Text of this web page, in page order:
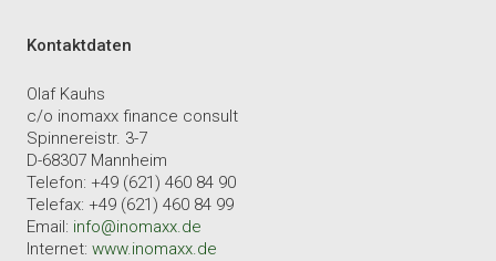
Kontaktdaten
Olaf Kauhs
c/o inomaxx finance consult
Spinnereistr. 3-7
D-68307 Mannheim
Telefon: +49 (621) 460 84 90
Telefax: +49 (621) 460 84 99
Email: info@inomaxx.de
Internet: www.inomaxx.de